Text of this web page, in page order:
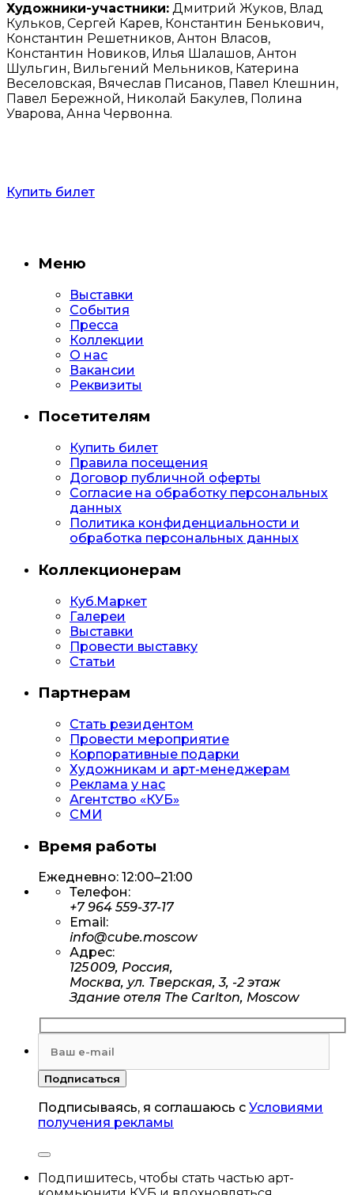
Художники-участники: Дмитрий Жуков, Влад
Кульков, Сергей Карев, Константин Бенькович,
Константин Решетников, Антон Власов,
Константин Новиков, Илья Шалашов, Антон
Шульгин, Вильгений Мельников, Катерина
Веселовская, Вячеслав Писанов, Павел Клешнин,
Павел Бережной, Николай Бакулев, Полина
Уварова, Анна Червонна.
Купить билет
Меню
Выставки
События
Пресса
Коллекции
О нас
Вакансии
Реквизиты
Посетителям
Купить билет
Правила посещения
Договор публичной оферты
Согласие на обработку персональных
данных
Политика конфиденциальности и
обработка персональных данных
Коллекционерам
Куб.Маркет
Галереи
Выставки
Провести выставку
Статьи
Партнерам
Стать резидентом
Провести мероприятие
Корпоративные подарки
Художникам и арт-менеджерам
Реклама у нас
Агентство «КУБ»
СМИ
Время работы
Ежедневно: 12:00–21:00
Телефон:
+7 964 559-37-17
Email:
info@cube.moscow
Адрес:
125 009, Россия,
Москва, ул. Тверская, 3, -2 этаж
Здание отеля The Carlton, Moscow
Подписываясь, я соглашаюсь с Условиями
получения рекламы
Подпишитесь, чтобы стать частью арт-